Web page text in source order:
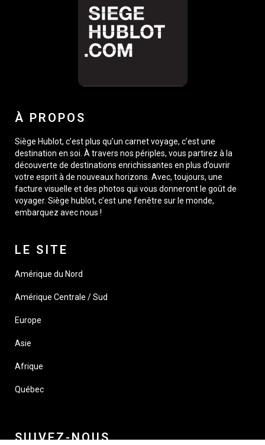
À PROPOS
Siège Hublot, c’est plus qu’un carnet voyage, c’est une
destination en soi. À travers nos périples, vous partirez à la
découverte de destinations enrichissantes en plus d’ouvrir
votre esprit à de nouveaux horizons. Avec, toujours, une
facture visuelle et des photos qui vous donneront le goût de
voyager. Siège hublot, c’est une fenêtre sur le monde,
embarquez avec nous !
LE SITE
Amérique du Nord
Amérique Centrale / Sud
Europe
Asie
Afrique
Québec
SUIVEZ-NOUS